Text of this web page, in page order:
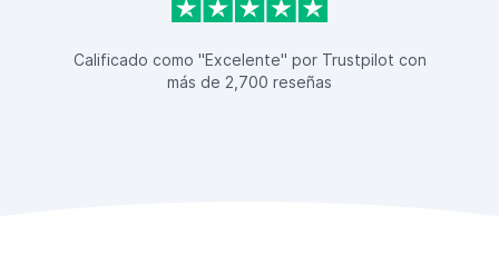
Calificado como "Excelente" por Trustpilot con
más de 2,700 reseñas